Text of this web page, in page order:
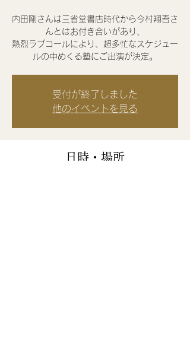
内田剛さんは三省堂書店時代から今村翔吾さ
んとはお付き合いがあり、
熱烈ラブコールにより、超多忙なスケジュー
ルの中めくる塾にご出演が決定。
受付が終了しました
他のイベントを見る
日時・場所